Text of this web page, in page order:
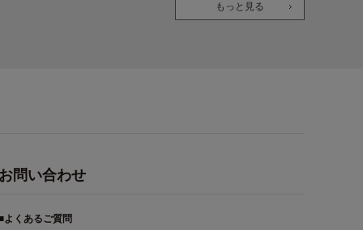
もっと見る
問い合わせ
よくあるご質問